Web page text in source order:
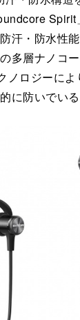
Spirit
汗・防水性
多層ナノコ
ノロジーに
に防いでいる